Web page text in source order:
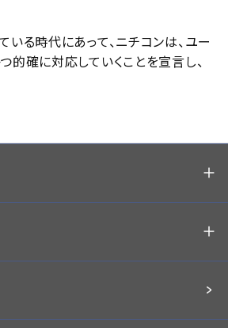
いる時代にあって、ニチコンは、ユー
的確に対応していくことを宣言し、